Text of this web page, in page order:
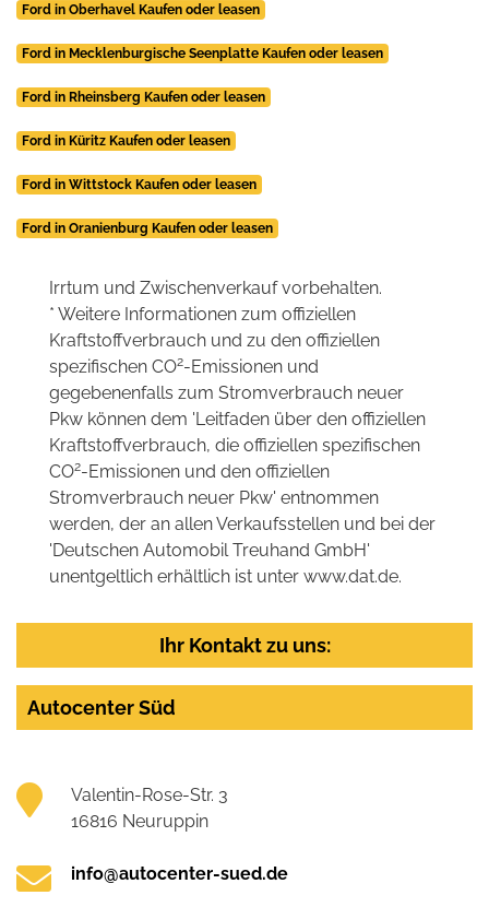
Ford in Oberhavel Kaufen oder leasen
Ford in Mecklenburgische Seenplatte Kaufen oder leasen
Ford in Rheinsberg Kaufen oder leasen
Ford in Küritz Kaufen oder leasen
Ford in Wittstock Kaufen oder leasen
Ford in Oranienburg Kaufen oder leasen
Irrtum und Zwischenverkauf vorbehalten.
* Weitere Informationen zum offiziellen
Kraftstoffverbrauch und zu den offiziellen
spezifischen CO2-Emissionen und
gegebenenfalls zum Stromverbrauch neuer
Pkw können dem 'Leitfaden über den offiziellen
Kraftstoffverbrauch, die offiziellen spezifischen
CO2-Emissionen und den offiziellen
Stromverbrauch neuer Pkw' entnommen
werden, der an allen Verkaufsstellen und bei der
'Deutschen Automobil Treuhand GmbH'
unentgeltlich erhältlich ist unter www.dat.de.
Ihr Kontakt zu uns:
Autocenter Süd
Valentin-Rose-Str. 3
16816 Neuruppin
info@autocenter-sued.de